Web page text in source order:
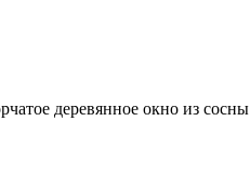
деревянное окно из сосны